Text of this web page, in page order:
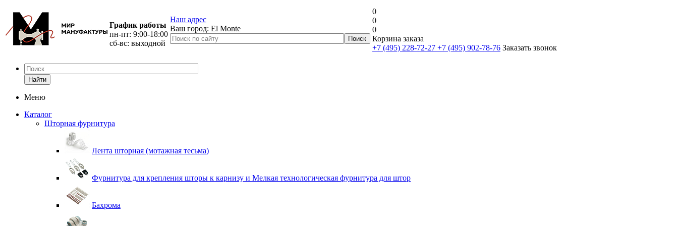
График работы
пн-пт: 9:00-18:00
сб-вс: выходной
Наш адрес
Ваш город: El Monte
0
0
0
Корзина заказа
+7 (495) 228-72-27 +7 (495) 902-78-76 Заказать звонок
Найти
Меню
Каталог
Шторная фурнитура
Лента шторная (мотажная тесьма)
Фурнитура для крепления шторы к карнизу и Мелкая технологическая фурнитура для штор
Бахрома